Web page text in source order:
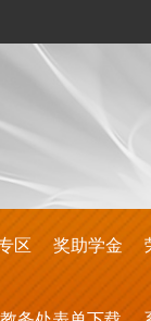
区 奖助学金